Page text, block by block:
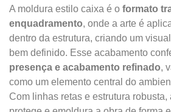
A moldura estilo caixa é o formato
enquadramento, onde a arte é
dentro da estrutura, criando um
bem definido. Esse acabamento
presença e acabamento refinado,
como um elemento central do
Com linhas retas e estrutura robusta,